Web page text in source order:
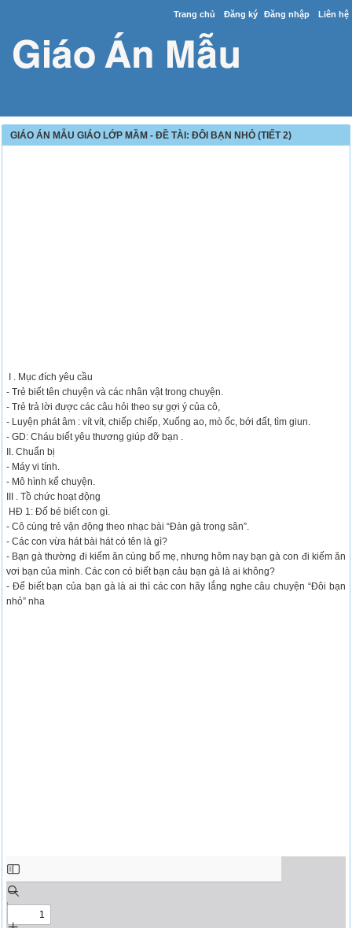
Trang chủ Đăng ký Đăng nhập Liên hệ
GIÁO ÁN MẪU GIÁO LỚP MẦM - ĐỀ TÀI: ĐÔI BẠN NHỎ (TIẾT 2)
I . Mục đích yêu cầu
- Trẻ biết tên chuyện và các nhân vật trong chuyện.
- Trẻ trả lời được các câu hỏi theo sự gợi ý của cô,
- Luyện phát âm : vít vít, chiếp chiếp, Xuống ao, mò ốc, bới đất, tìm giun.
- GD: Cháu biết yêu thương giúp đỡ bạn .
II. Chuẩn bị
- Máy vi tính.
- Mô hình kể chuyện.
III . Tồ chức hoạt động
HĐ 1: Đố bé biết con gì.
- Cô cùng trẻ vận động theo nhạc bài “Đàn gà trong sân”.
- Các con vừa hát bài hát có tên là gì?
- Bạn gà thường đi kiếm ăn cùng bố mẹ, nhưng hôm nay bạn gà con đi kiếm ăn
vơi bạn của mình. Các con có biết bạn cảu bạn gà là ai không?
- Để biết bạn của bạn gà là ai thì các con hãy lắng nghe câu chuyện “Đôi bạn
nhỏ” nha